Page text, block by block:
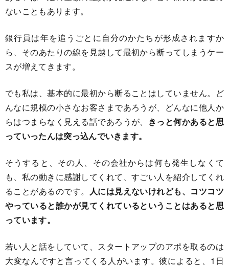
ないこともあります。
銀行員は年を追うごとに自分のかたちが形成されますか
ら、そのあたりの線を見越して最初から断ってしまうケー
スが増えてきます。
でも私は、基本的に最初から断ることはしていません。ど
んなに規模の小さなお客さまであろうが、どんなに他人か
らはつまらなく見える話であろうが、 きっと何かあると思
っていったんは突っ込んでいきます。
そうすると、その人、その会社からは何も発生しなくて
も、私の動きに感謝してくれて、すごい人を紹介してくれ
ることがあるのです。
人には見えないけれども、コツコツ
やっていると誰かが見てくれているということはあると思
っています。
若い人と話をしていて、スタートアップのアポを取るのは
大変なんですと言ってくる人がいます。彼によると、1日